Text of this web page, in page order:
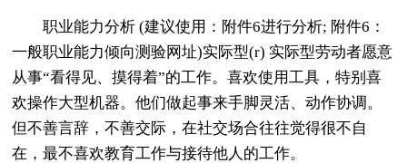
职业能力分析 (建议使用：附件6进行分析; 附件6：
一般职业能力倾向测验网址)实际型(r) 实际型劳动者愿意
从事“看得见、摸得着”的工作。喜欢使用工具，特别喜
欢操作大型机器。他们做起事来手脚灵活、动作协调。
但不善言辞，不善交际，在社交场合往往觉得很不自
在，最不喜欢教育工作与接待他人的工作。